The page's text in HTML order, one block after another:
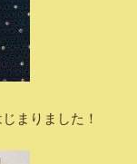
まりました！